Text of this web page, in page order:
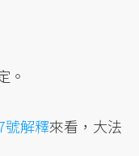
。
號解釋來看，大法